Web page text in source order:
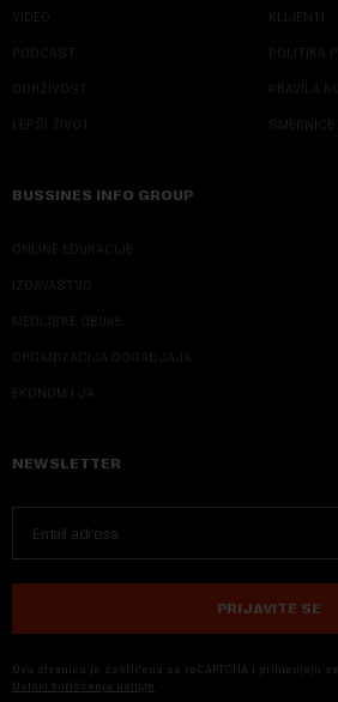
VIDEO
PODCAST
ODRŽIVOST
LEPŠI ŽIVOT
KLIJENTI
POLITIKA
PRAVILA
BUSSINES INFO GROUP
ONLINE EDUKACIJE
IZDAVAŠTVO
MEDIJSKE OBUKE
ORGANIZACIJA DOGADJAJA
EKONOM I JA
NEWSLETTER
PRIJAVITE SE
Ova stranica je zaštićena sa reCAPTCHA i primenjuju se
Uslovi korišćenja usluge